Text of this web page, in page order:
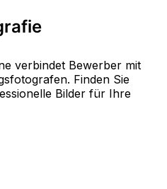
verbindet Bewerber mit
Finden Sie
Bilder für Ihre